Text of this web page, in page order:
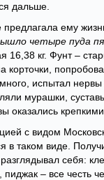
дальше.
ему
четыре пуда
16,38 кг. Фунт –
корточки,
испытал нервы
мурашки,
оказались крепкими.
с видом
в таком виде.
себя:
– все честь